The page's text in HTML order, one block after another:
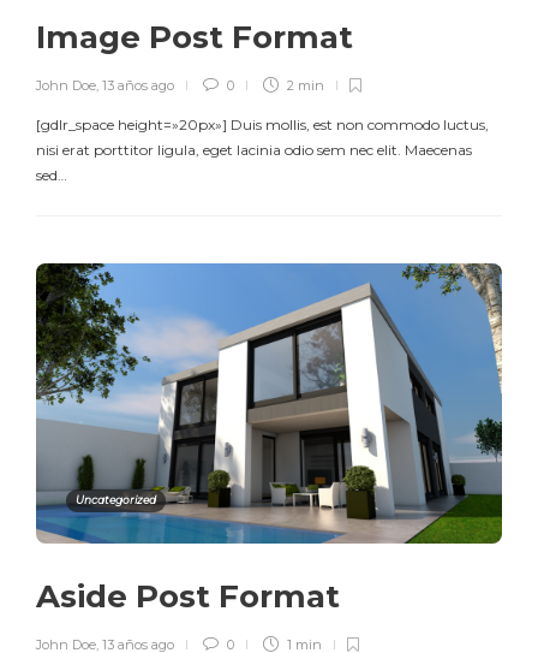
Image Post Format
John Doe 13 años ago 0 2 min
[gdlr_space height=»20px»] Duis mollis, est non commodo luctus,
nisi erat porttitor ligula, eget lacinia odio sem nec elit. Maecenas
sed…
Uncategorized
Aside Post Format
John Doe 13 años ago 0 1 min